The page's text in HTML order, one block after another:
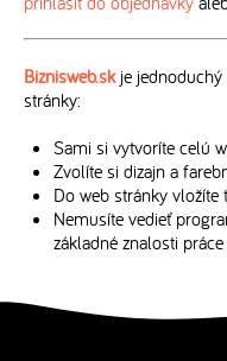
Biznisweb.skje jednoduchý
stránky:
Sami si vytvoríte celú
Zvolíte si dizajn a
Do web stránky vložíte
Nemusíte vedieť
základné znalosti